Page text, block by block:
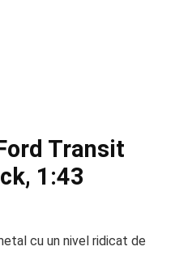
Transit
1:43
cu un nivel ridicat de